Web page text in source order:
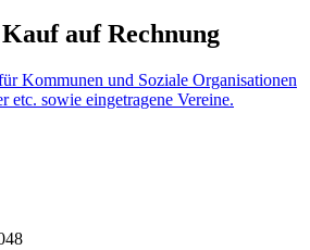
auf Rechnung
Kommunen und Soziale Organisationen
sowie eingetragene Vereine.